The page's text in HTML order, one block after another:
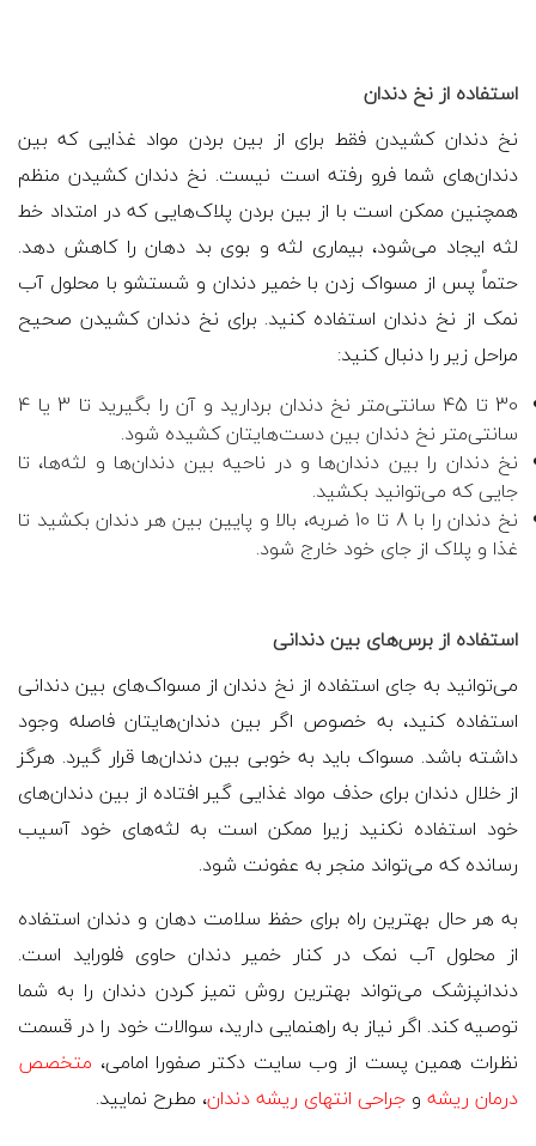
استفاده از نخ دندان
نخ دندان کشیدن فقط برای از بین بردن مواد غذایی که بین
دندان‌های شما فرو رفته است نیست. نخ دندان کشیدن منظم
همچنین ممکن است با از بین بردن پلاک‌هایی که در امتداد خط
لثه ایجاد می‌شود، بیماری لثه و بوی بد دهان را کاهش دهد.
حتماً پس از مسواک زدن با خمیر دندان و شستشو با محلول آب
نمک از نخ دندان استفاده کنید. برای نخ دندان کشیدن صحیح
مراحل زیر را دنبال کنید:
30 تا 45 سانتی‌متر نخ دندان بردارید و آن را بگیرید تا 3 یا 4
سانتی‌متر نخ دندان بین دست‌هایتان کشیده شود.
نخ دندان را بین دندان‌ها و در ناحیه بین دندان‌ها و لثه‌ها، تا
جایی که می‌توانید بکشید.
نخ دندان را با 8 تا 10 ضربه، بالا و پایین بین هر دندان بکشید تا
غذا و پلاک از جای خود خارج شود.
استفاده از برس‌های بین دندانی
می‌توانید به جای استفاده از نخ دندان از مسواک‌های بین دندانی
استفاده کنید، به خصوص اگر بین دندان‌هایتان فاصله وجود
داشته باشد. مسواک باید به خوبی بین دندان‌ها قرار گیرد. هرگز
از خلال دندان برای حذف مواد غذایی گیر افتاده از بین دندان‌های
خود استفاده نکنید زیرا ممکن است به لثه‌های خود آسیب
رسانده که می‌تواند منجر به عفونت شود.
به هر حال بهترین راه برای حفظ سلامت دهان و دندان استفاده
از محلول آب نمک در کنار خمیر دندان حاوی فلوراید است.
دندانپزشک می‌تواند بهترین روش تمیز کردن دندان را به شما
توصیه کند. اگر نیاز به راهنمایی دارید، سوالات خود را در قسمت
نظرات همین پست از وب سایت دکتر صفورا امامی، متخصص
درمان ریشه و جراحی انتهای ریشه دندان، مطرح نمایید.